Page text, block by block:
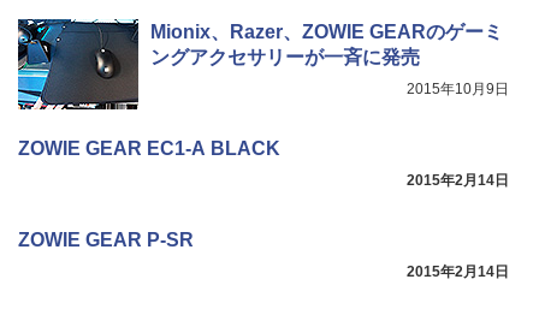
Mionix、Razer、ZOWIE GEARのゲーミ
ングアクセサリーが一斉に発売
2015年10月9日
ZOWIE GEAR EC1-A BLACK
2015年2月14日
ZOWIE GEAR P-SR
2015年2月14日